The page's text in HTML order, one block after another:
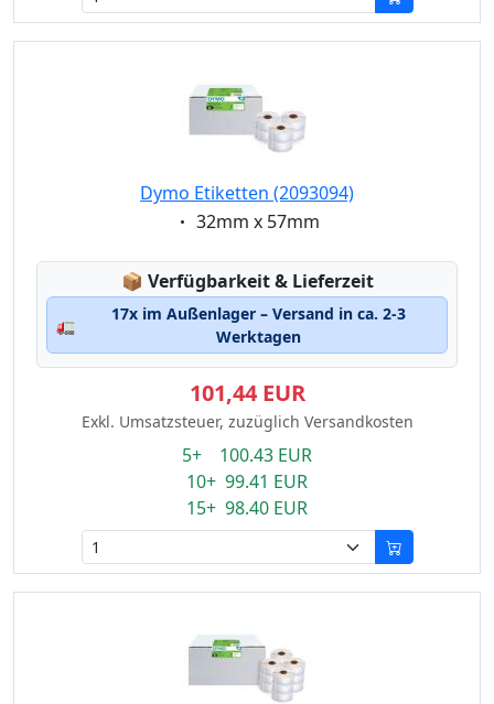
Dymo Etiketten (2093094)
Eigenschaft:
32mm x 57mm
📦 Lagerstatus:
Verfügbarkeit & Lieferzeit
🚛
17x im Außenlager – Versand in ca. 2-3
Werktagen
101,44 EUR
Exkl. Umsatzsteuer, zuzüglich Versandkosten
5+ 100.43 EUR
10+ 99.41 EUR
15+ 98.40 EUR